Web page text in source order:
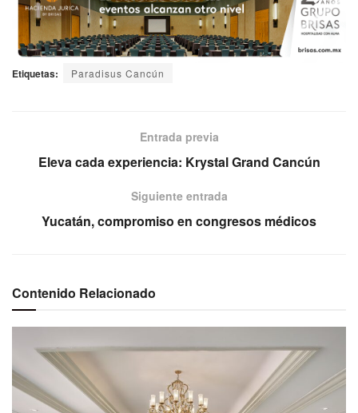
Etiquetas: Paradisus Cancún
Entrada previa
Eleva cada experiencia: Krystal Grand Cancún
Siguiente entrada
Yucatán, compromiso en congresos médicos
Contenido Relacionado